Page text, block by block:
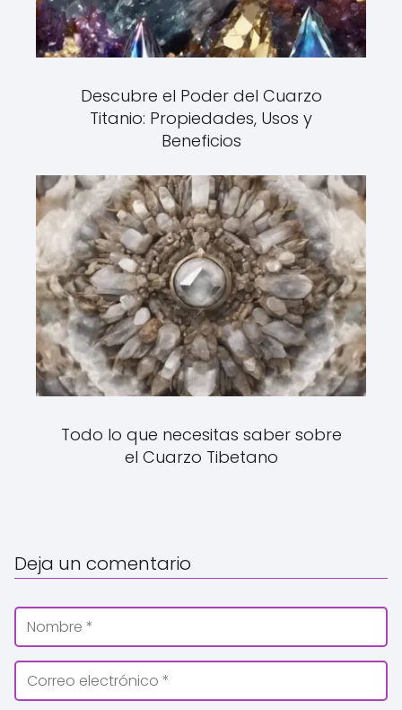
Descubre el Poder del Cuarzo
Titanio: Propiedades, Usos y
Beneficios
Todo lo que necesitas saber sobre
el Cuarzo Tibetano
Deja un comentario